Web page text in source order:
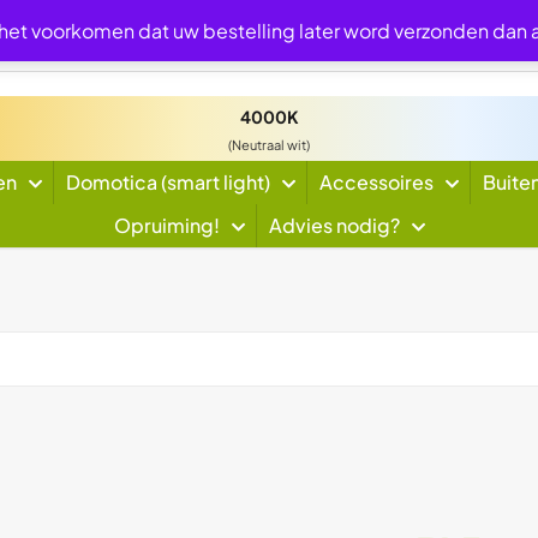
4000K
(Neutraal wit)
Domotica (smart light) Accessoires
Opruiming!
Advies nodig?
voorkomen dat uw bestelling later word verzonden dan